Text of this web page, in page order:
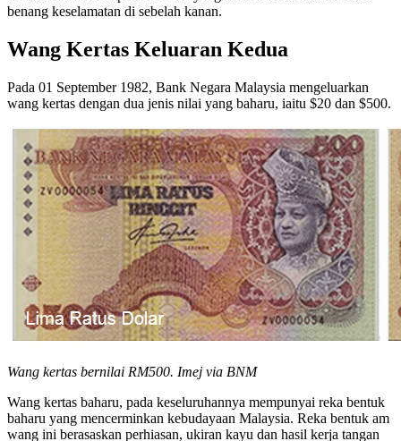
benang keselamatan di sebelah kanan.
Wang Kertas Keluaran Kedua
Pada 01 September 1982, Bank Negara Malaysia mengeluarkan
wang kertas dengan dua jenis nilai yang baharu, iaitu $20 dan $500.
Wang kertas bernilai RM500. Imej via BNM
Wang kertas baharu, pada keseluruhannya mempunyai reka bentuk
baharu yang mencerminkan kebudayaan Malaysia. Reka bentuk am
wang ini berasaskan perhiasan, ukiran kayu dan hasil kerja tangan